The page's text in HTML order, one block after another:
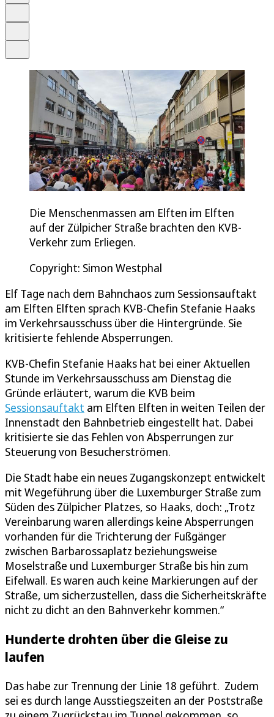
Die Menschenmassen am Elften im Elften
auf der Zülpicher Straße brachten den KVB-
Verkehr zum Erliegen.
Copyright: Simon Westphal
Elf Tage nach dem Bahnchaos zum Sessionsauftakt
am Elften Elften sprach KVB-Chefin Stefanie Haaks
im Verkehrsausschuss über die Hintergründe. Sie
kritisierte fehlende Absperrungen.
KVB-Chefin Stefanie Haaks hat bei einer Aktuellen
Stunde im Verkehrsausschuss am Dienstag die
Gründe erläutert, warum die KVB beim
Sessionsauftakt am Elften Elften in weiten Teilen der
Innenstadt den Bahnbetrieb eingestellt hat. Dabei
kritisierte sie das Fehlen von Absperrungen zur
Steuerung von Besucherströmen.
Die Stadt habe ein neues Zugangskonzept entwickelt
mit Wegeführung über die Luxemburger Straße zum
Süden des Zülpicher Platzes, so Haaks, doch: „Trotz
Vereinbarung waren allerdings keine Absperrungen
vorhanden für die Trichterung der Fußgänger
zwischen Barbarossaplatz beziehungsweise
Moselstraße und Luxemburger Straße bis hin zum
Eifelwall. Es waren auch keine Markierungen auf der
Straße, um sicherzustellen, dass die Sicherheitskräfte
nicht zu dicht an den Bahnverkehr kommen.“
Hunderte drohten über die Gleise zu
laufen
Das habe zur Trennung der Linie 18 geführt. Zudem
sei es durch lange Ausstiegszeiten an der Poststraße